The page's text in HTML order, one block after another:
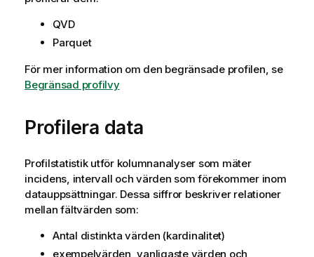
o
n
QVD
Parquet
För mer information om den begränsade profilen, se
Begränsad profilvy
Profilera data
Profilstatistik utför kolumnanalyser som mäter
incidens, intervall och värden som förekommer inom
datauppsättningar. Dessa siffror beskriver relationer
mellan fältvärden som:
Antal distinkta värden (kardinalitet)
exempelvärden, vanligaste värden och